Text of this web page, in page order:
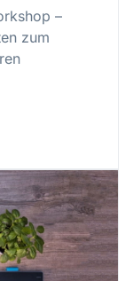
–
zum